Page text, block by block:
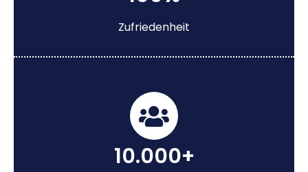
Zufriedenheit
10.000+